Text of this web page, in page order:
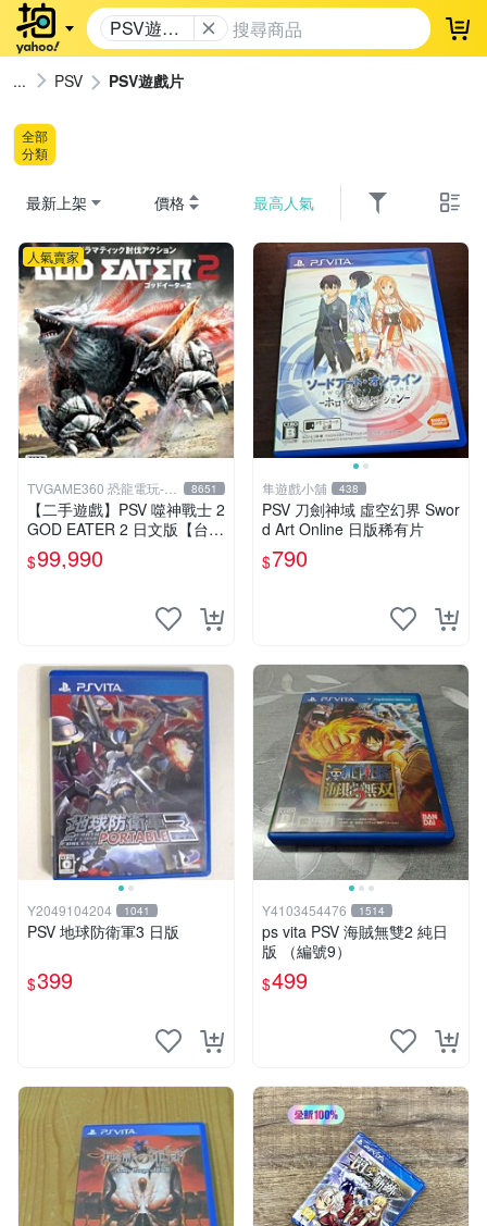
PSV遊戲
片
登
PSV PSV遊戲片
全部
分類
最新上架 價格 最高人氣
人氣賣家
TVGAME360 恐龍電玩-台
中店
8651
【二手遊戲】PSV 噬神戰士 2
GOD EATER 2 日文版【台中
恐龍電玩】
$99,990
隼遊戲小舖 438
PSV 刀劍神域 虛空幻界 Swor
d Art Online 日版稀有片
$790
Y2049104204 1041
PSV 地球防衛軍3 日版
$399
Y4103454476 1514
ps vita PSV 海賊無雙2 純日
版 （編號9）
$499